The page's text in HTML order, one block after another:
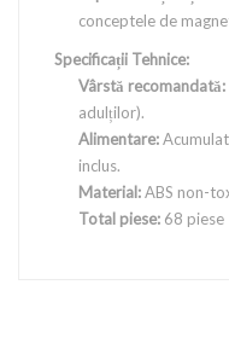
conceptele de
Specificații Tehnice:
Vârstă recomandată:
adulților).
Alimentare:
inclus.
Material:ABS non-
Total piese: 68 piese